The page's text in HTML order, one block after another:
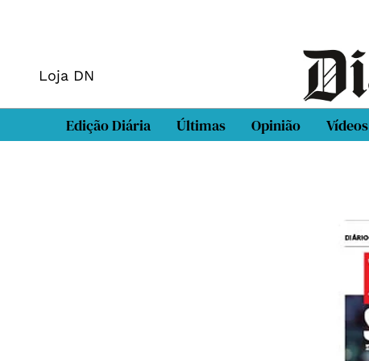
Loja DN
Edição Diária Últimas Opinião Vídeos